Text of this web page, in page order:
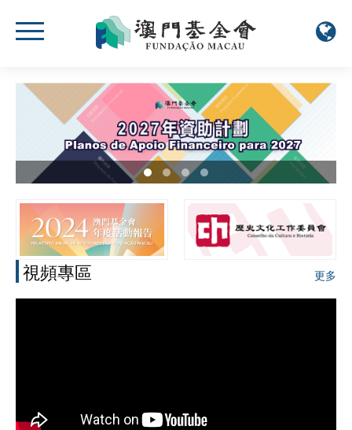
視頻專區 更多